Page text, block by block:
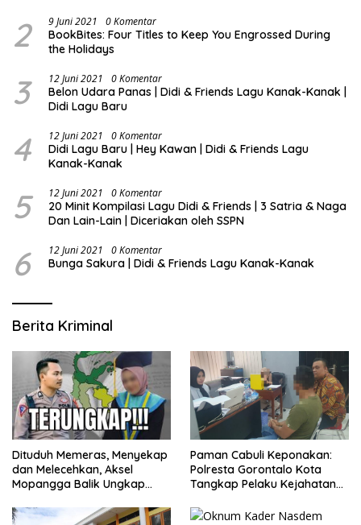
2 9 Juni 2021 0 Komentar
BookBites: Four Titles to Keep You Engrossed During
the Holidays
3 12 Juni 2021 0 Komentar
Belon Udara Panas | Didi & Friends Lagu Kanak-Kanak |
Didi Lagu Baru
4 12 Juni 2021 0 Komentar
Didi Lagu Baru | Hey Kawan | Didi & Friends Lagu
Kanak-Kanak
5 12 Juni 2021 0 Komentar
20 Minit Kompilasi Lagu Didi & Friends | 3 Satria & Naga
Dan Lain-Lain | Diceriakan oleh SSPN
6 12 Juni 2021 0 Komentar
Bunga Sakura | Didi & Friends Lagu Kanak-Kanak
Berita Kriminal
Dituduh Memeras, Menyekap
dan Melecehkan, Aksel
Mopangga Balik Ungkap
Paman Cabuli Keponakan:
Polresta Gorontalo Kota
Tangkap Pelaku Kejahatan